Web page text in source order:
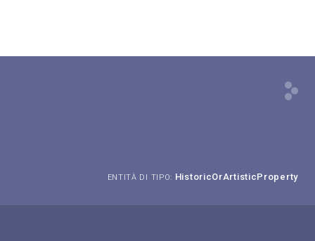
ENTITÀ DI TIPO: HistoricOrArtisticProperty